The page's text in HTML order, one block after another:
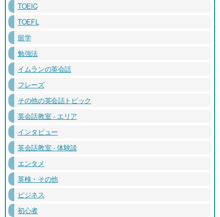
TOEIC
TOEFL
留学
勉強法
イムランの英会話
フレーズ
その他の英会話トピック
英会話教室 - エリア
インタビュー
英会話教室 - 体験談
エンタメ
英検・その他
ビジネス
初心者